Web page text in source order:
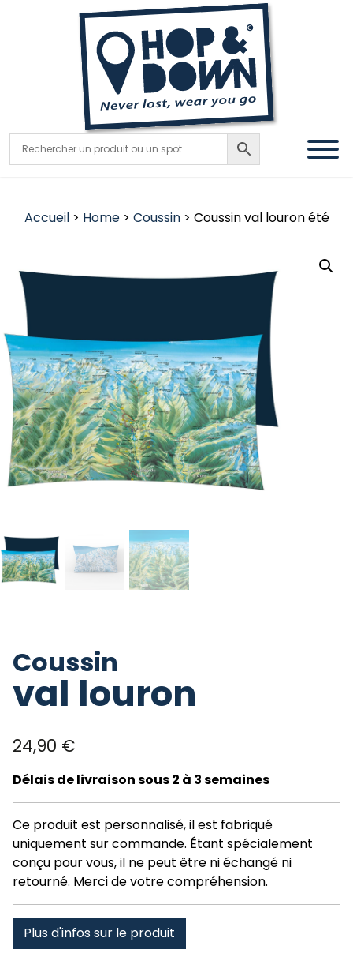
Accueil> Home> Coussin> Coussin val louron été
Coussin
val louron
24,90 €
Délais de livraison sous 2 à 3 semaines
Ce produit est personnalisé, il est fabriqué
uniquement sur commande. Étant spécialement
conçu pour vous, il ne peut être ni échangé ni
retourné. Merci de votre compréhension.
Plus d'infos sur le produit